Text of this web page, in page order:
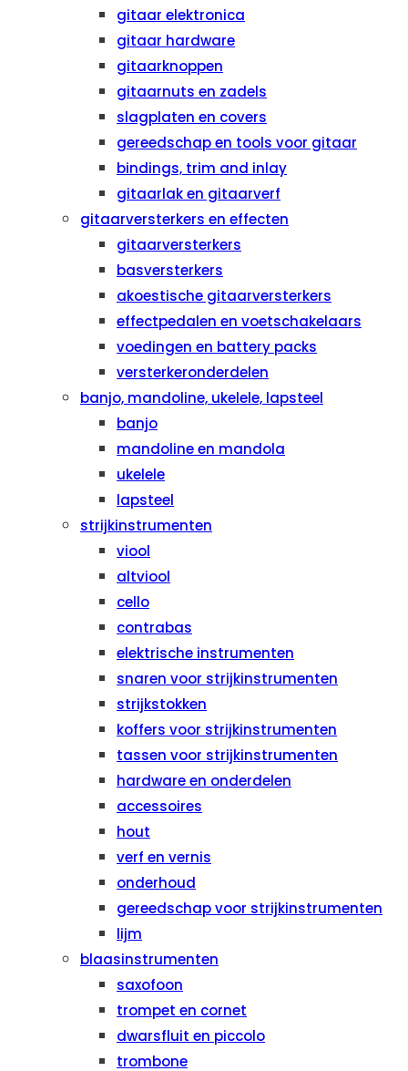
gitaar elektronica
gitaar hardware
gitaarknoppen
gitaarnuts en zadels
slagplaten en covers
gereedschap en tools voor gitaar
bindings, trim and inlay
gitaarlak en gitaarverf
gitaarversterkers en effecten
gitaarversterkers
basversterkers
akoestische gitaarversterkers
effectpedalen en voetschakelaars
voedingen en battery packs
versterkeronderdelen
banjo, mandoline, ukelele, lapsteel
banjo
mandoline en mandola
ukelele
lapsteel
strijkinstrumenten
viool
altviool
cello
contrabas
elektrische instrumenten
snaren voor strijkinstrumenten
strijkstokken
koffers voor strijkinstrumenten
tassen voor strijkinstrumenten
hardware en onderdelen
accessoires
hout
verf en vernis
onderhoud
gereedschap voor strijkinstrumenten
lijm
blaasinstrumenten
saxofoon
trompet en cornet
dwarsfluit en piccolo
trombone